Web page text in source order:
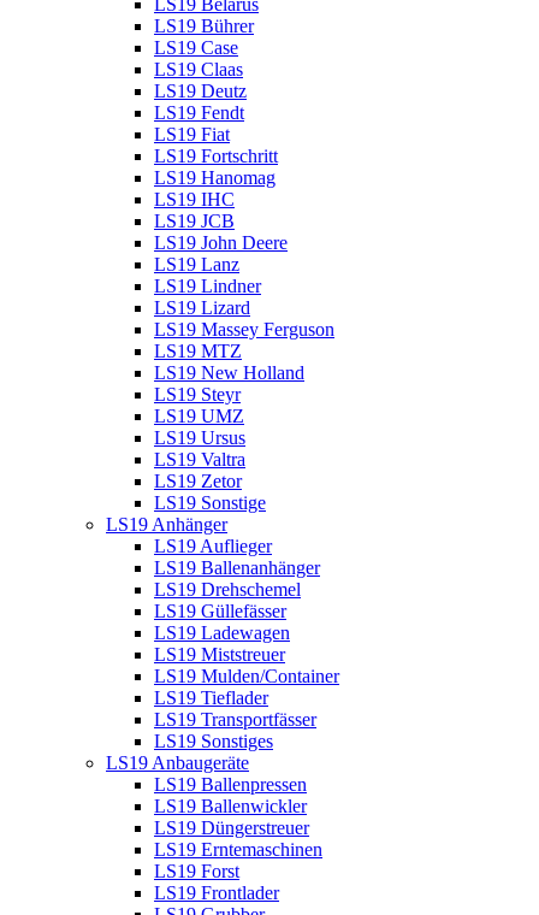
LS19 Belarus
LS19 Bührer
LS19 Case
LS19 Claas
LS19 Deutz
LS19 Fendt
LS19 Fiat
LS19 Fortschritt
LS19 Hanomag
LS19 IHC
LS19 JCB
LS19 John Deere
LS19 Lanz
LS19 Lindner
LS19 Lizard
LS19 Massey Ferguson
LS19 MTZ
LS19 New Holland
LS19 Steyr
LS19 UMZ
LS19 Ursus
LS19 Valtra
LS19 Zetor
LS19 Sonstige
LS19 Anhänger
LS19 Auflieger
LS19 Ballenanhänger
LS19 Drehschemel
LS19 Güllefässer
LS19 Ladewagen
LS19 Miststreuer
LS19 Mulden/Container
LS19 Tieflader
LS19 Transportfässer
LS19 Sonstiges
LS19 Anbaugeräte
LS19 Ballenpressen
LS19 Ballenwickler
LS19 Düngerstreuer
LS19 Erntemaschinen
LS19 Forst
LS19 Frontlader